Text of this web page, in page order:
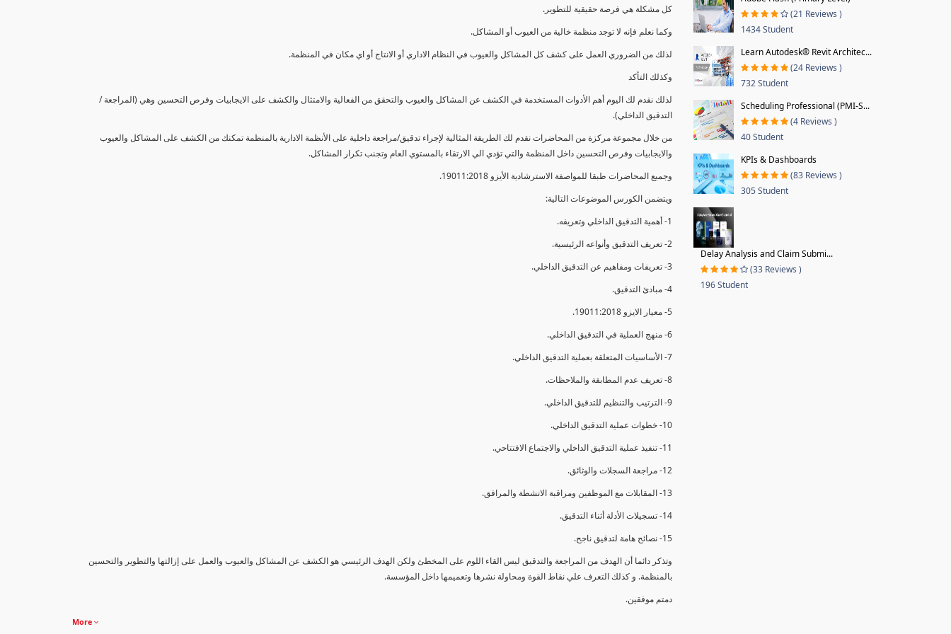
كل مشكلة هي فرصة حقيقية للتطوير.
وكما نعلم فإنه لا توجد منظمة خالية من العيوب أو المشاكل.
لذلك من الضروري العمل على كشف كل المشاكل والعيوب في النظام الاداري أو الانتاج أو اي مكان في المنظمة.
وكذلك التأكد
لذلك نقدم لك اليوم أهم الأدوات المستخدمة في الكشف عن المشاكل والعيوب والتحقق من الفعالية والامتثال والكشف على الايجابيات وفرص التحسين وهي (المراجعة /
التدقيق الداخلي).
من خلال مجموعة مركزة من المحاضرات نقدم لك الطريقة المثالية لإجراء تدقيق/مراجعة داخلية على الأنظمة الادارية بالمنظمة تمكنك من الكشف على المشاكل والعيوب
والايجابيات وفرص التحسين داخل المنظمة والتي تؤدي الي الارتقاء بالمستوي العام وتجنب تكرار المشاكل.
وجميع المحاضرات طبقا للمواصفة الاسترشادية الأيزو 19011:2018.
ويتضمن الكورس الموضوعات التالية:
1- أهمية التدقيق الداخلي وتعريفه.
2- تعريف التدقيق وأنواعه الرئيسية.
3- تعريفات ومفاهيم عن التدقيق الداخلي.
4- مبادئ التدقيق.
5- معيار الايزو 19011:2018.
6- منهج العملية في التدقيق الداخلي.
7- الأساسيات المتعلقة بعملية التدقيق الداخلي.
8- تعريف عدم المطابقة والملاحظات.
9- الترتيب والتنظيم للتدقيق الداخلي.
10- خطوات عملية التدقيق الداخلي.
11- تنفيذ عملية التدقيق الداخلي والاجتماع الافتتاحي.
12- مراجعة السجلات والوثائق.
13- المقابلات مع الموظفين ومراقبة الانشطة والمرافق.
14- تسجيلات الأدلة أثناء التدقيق.
15- نصائح هامة لتدقيق ناجح.
وتذكر دائما أن الهدف من المراجعة والتدقيق ليس القاء اللوم على المخطئ ولكن الهدف الرئيسي هو الكشف عن المشاكل والعيوب والعمل على إزالتها والتطوير والتحسين
بالمنظمة. و كذلك التعرف علي نقاط القوة ومحاولة نشرها وتعميمها داخل المؤسسة.
دمتم موفقين.
More
(21 Reviews )
1434 Student
Learn Autodesk® Revit Architec...
(24 Reviews )
732 Student
Scheduling Professional (PMI-S...
(4 Reviews )
40 Student
KPIs & Dashboards
(83 Reviews )
305 Student
Delay Analysis and Claim Submi...
(33 Reviews )
196 Student